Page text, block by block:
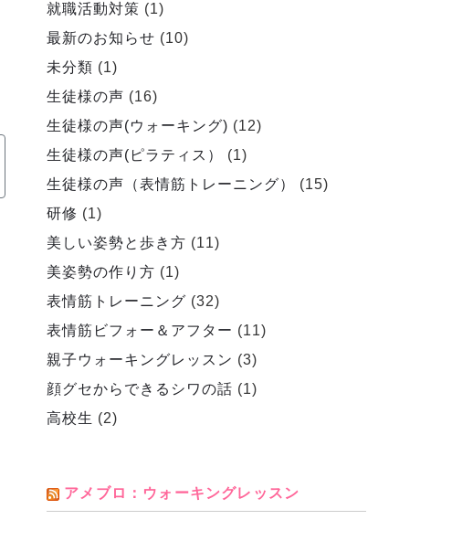
就職活動対策 (1)
最新のお知らせ (10)
未分類 (1)
生徒様の声 (16)
生徒様の声(ウォーキング) (12)
生徒様の声(ピラティス）
(1)
生徒様の声（表情筋トレーニング）
(15)
研修 (1)
美しい姿勢と歩き方 (11)
美姿勢の作り方 (1)
表情筋トレーニング (32)
表情筋ビフォー＆アフター (11)
親子ウォーキングレッスン (3)
顔グセからできるシワの話 (1)
高校生 (2)
アメブロ：ウォーキングレッスン